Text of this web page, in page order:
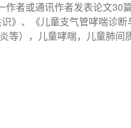
者或通讯作者发表论文30
》、《儿童支气管哮喘诊
等），儿童哮喘，儿童肺间